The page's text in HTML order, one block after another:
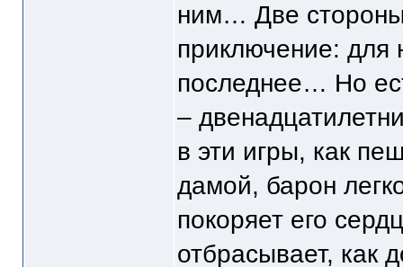
ним… Две стороны
приключение: для
последнее… Но
–
в эти игры, как
дамой, барон
покоряет его
отбрасывает, как